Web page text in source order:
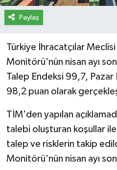
Paylaş
Türkiye İhracatçılar
Monitörü'nün nisan ayı
Talep Endeksi 99,7, Pazar
98,2 puan olarak
TİM'den yapılan
talebi oluşturan koşullar
talep ve risklerin takip
Monitörü'nün nisan ayı